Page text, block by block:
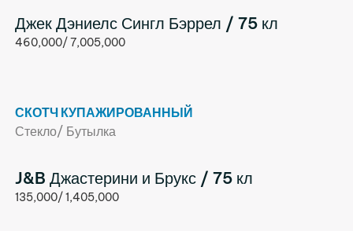
Джек Дэниелс Сингл Бэррел / 75 кл
460,000/ 7,005,000
СКОТЧ КУПАЖИРОВАННЫЙ
Стекло/ Бутылка
J&B Джастерини и Брукс / 75 кл
135,000/ 1,405,000